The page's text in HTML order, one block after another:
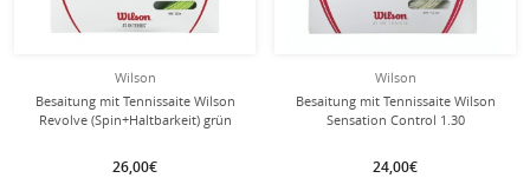
Wilson
Besaitung mit Tennissaite Wilson
Revolve (Spin+Haltbarkeit) grün
26,00€
Wilson
Besaitung mit Tennissaite Wilson
Sensation Control 1.30
24,00€